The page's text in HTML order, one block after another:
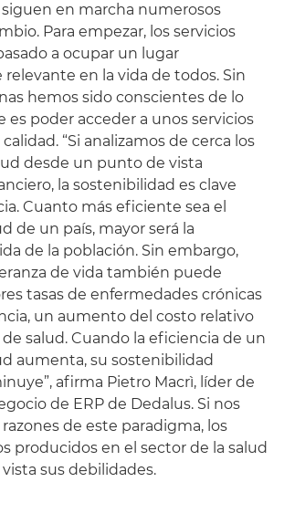
en marcha numerosos
Para empezar, los servicios
a ocupar un lugar
en la vida de todos. Sin
hemos sido conscientes de lo
poder acceder a unos servicios
“Si analizamos de cerca los
desde un punto de vista
la sostenibilidad es clave
Cuanto más eficiente sea el
de un país, mayor será la
de la población. Sin embargo,
de vida también puede
tasas de enfermedades crónicas
un aumento del costo relativo
salud. Cuando la eficiencia de un
aumenta, su sostenibilidad
afirma Pietro Macrì, líder de
de ERP de Dedalus. Si nos
de este paradigma, los
producidos en el sector de la salud
sus debilidades.